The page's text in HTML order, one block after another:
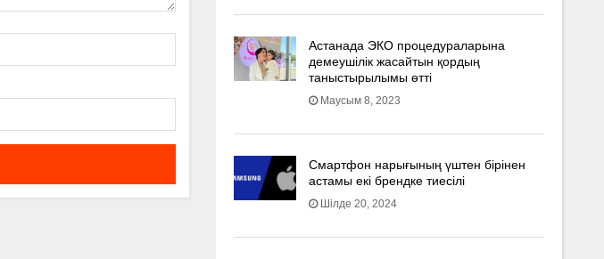
Астанада ЭКО процедураларына
демеушілік жасайтын қордың
таныстырылымы өтті
Маусым 8, 2023
Смартфон нарығының үштен бірінен
астамы екі брендке тиесілі
Шілде 20, 2024